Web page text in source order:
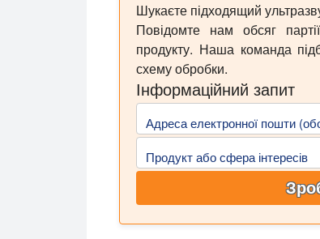
Шукаєте підходящий
Повідомте нам обсяг
продукту. Наша команда
схему обробки.
Інформаційний запит
Адреса електронної пошти
Продукт або сфера інтересів